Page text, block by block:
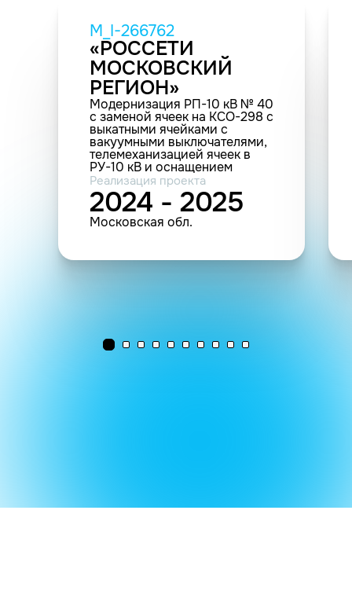
M_I-266762
«РОССЕТИ
МОСКОВСКИЙ
РЕГИОН»
Модернизация РП-10 кВ № 40
с заменой ячеек на КСО-298 с
выкатными ячейками с
вакуумными выключателями,
телемеханизацией ячеек в
РУ-10 кВ и оснащением
телеметрией РП, в т. ч. ПИР
МО Солнечногорский р-н. (11
шт.(РУ); 38 шт.(прочие))
Реализация проекта
2024 - 2025
Московская обл.